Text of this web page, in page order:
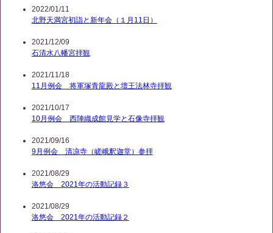
2022/01/11
北野天満宮初詣と新年会（１月11日）
2021/12/09
石清水八幡宮拝観
2021/11/18
11月例会 将軍塚青龍殿と壇王法林寺拝観
2021/10/17
10月例会 西陣織成館見学と石像寺拝観
2021/09/16
9月例会 清凉寺（嵯峨釈迦堂）参拝
2021/08/29
洛悠会 2021年の活動記録３
2021/08/29
洛悠会 2021年の活動記録２